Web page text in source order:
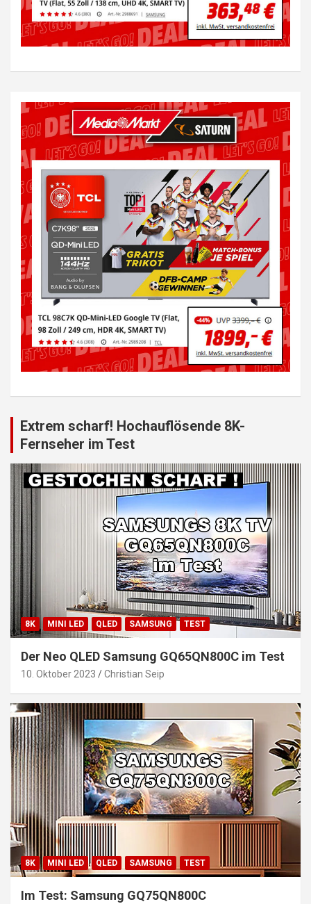
Extrem scharf! Hochauflösende 8K-
Fernseher im Test
8K MINI LED QLED SAMSUNG TEST
Der Neo QLED Samsung GQ65QN800C im Test
10. Oktober 2023 Christian Seip
8K MINI LED QLED SAMSUNG TEST
Im Test: Samsung GQ75QN800C